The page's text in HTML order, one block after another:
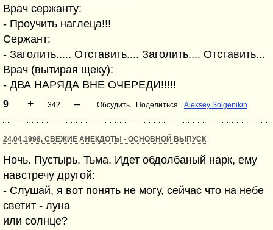
Врач сержанту:
- Проучить наглеца!!!
Сержант:
- Заголить..... Отставить.... Заголить.... Отставить...
Врач (вытирая щеку):
- ДВА HАРЯДА ВHЕ ОЧЕРЕДИ!!!!!
9 + 342 – Обсудить Поделиться Aleksey Solgenikin
24.04.1998, СВЕЖИЕ АНЕКДОТЫ - ОСНОВНОЙ ВЫПУСК
Hочь. Пустырь. Тьма. Идет обдолбаный наpк, ему
навстpечу дpугой:
- Слушай, я вот понять не могу, сейчас что на небе
светит - луна
или солнце?